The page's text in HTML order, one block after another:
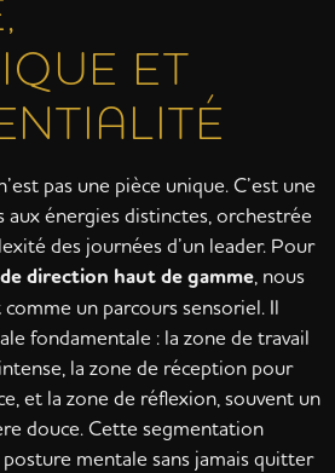
ET
pas une pièce unique. C’est une
aux énergies distinctes, orchestrée
des journées d’un leader. Pour
direction haut de gamme , nous
comme un parcours sensoriel. Il
fondamentale : la zone de travail
la zone de réception pour
et la zone de réflexion, souvent un
douce. Cette segmentation
mentale sans jamais quitter